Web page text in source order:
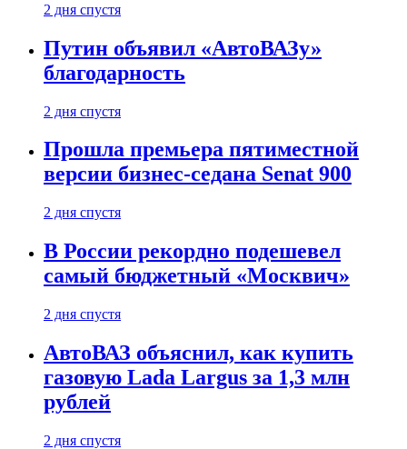
2 дня спустя
Путин объявил «АвтоВАЗу»
благодарность
2 дня спустя
Прошла премьера пятиместной
версии бизнес-седана Senat 900
2 дня спустя
В России рекордно подешевел
самый бюджетный «Москвич»
2 дня спустя
АвтоВАЗ объяснил, как купить
газовую Lada Largus за 1,3 млн
рублей
2 дня спустя